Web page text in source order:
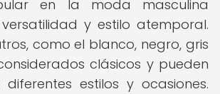
en la moda masculina
y estilo atemporal.
como el blanco, negro, gris
clásicos y pueden
estilos y ocasiones.